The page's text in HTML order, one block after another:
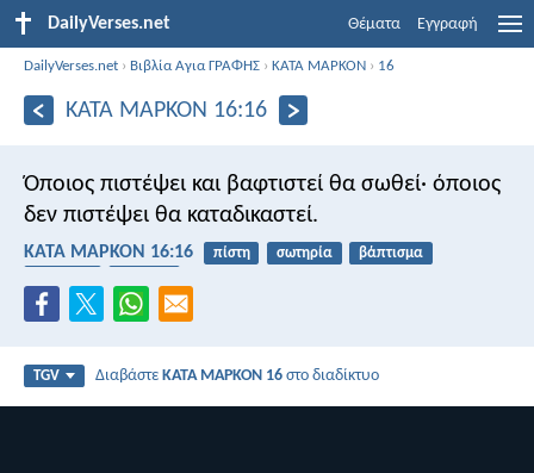
DailyVerses.net Θέματα Εγγραφή
DailyVerses.net › Βιβλία Αγια ΓΡΑΦΗΣ ›ΚΑΤΑ ΜΑΡΚΟΝ › 16
ΚΑΤΑ ΜΑΡΚΟΝ 16:16
Όποιος πιστέψει και βαφτιστεί θα σωθεί· όποιος
δεν πιστέψει θα καταδικαστεί.
ΚΑΤΑ ΜΑΡΚΟΝ 16:16 πίστη σωτηρία
βάπτισμα
TGV ΔιαβάστεΚΑΤΑ ΜΑΡΚΟΝ 16 στο διαδίκτυο